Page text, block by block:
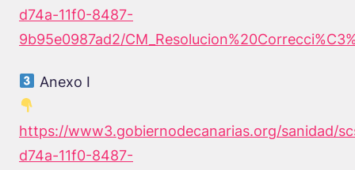
d74a-11f0-8487-
9b95e0987ad2/
Anexo I
https://www3.gobiernodecanarias.org/sanidad/
d74a-11f0-8487-